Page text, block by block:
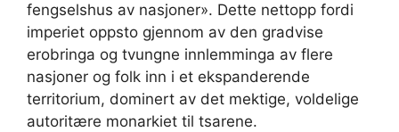
fengselshus av nasjoner». Dette nettopp fordi
imperiet oppsto gjennom av den gradvise
erobringa og tvungne innlemminga av flere
nasjoner og folk inn i et ekspanderende
territorium, dominert av det mektige, voldelige
autoritære monarkiet til tsarene.